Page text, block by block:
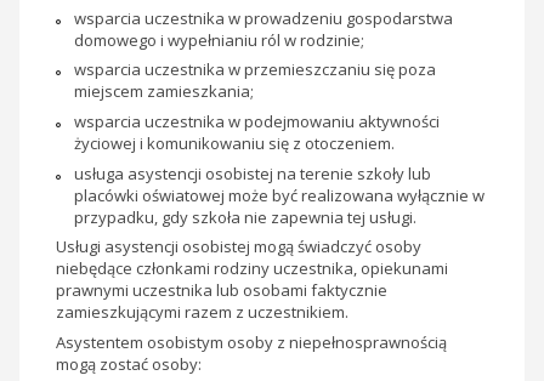
wsparcia uczestnika w prowadzeniu gospodarstwa
domowego i wypełnianiu ról w rodzinie;
wsparcia uczestnika w przemieszczaniu się poza
miejscem zamieszkania;
wsparcia uczestnika w podejmowaniu aktywności
życiowej i komunikowaniu się z otoczeniem.
usługa asystencji osobistej na terenie szkoły lub
placówki oświatowej może być realizowana wyłącznie w
przypadku, gdy szkoła nie zapewnia tej usługi.
Usługi asystencji osobistej mogą świadczyć osoby
niebędące członkami rodziny uczestnika, opiekunami
prawnymi uczestnika lub osobami faktycznie
zamieszkującymi razem z uczestnikiem.
Asystentem osobistym osoby z niepełnosprawnością
mogą zostać osoby: